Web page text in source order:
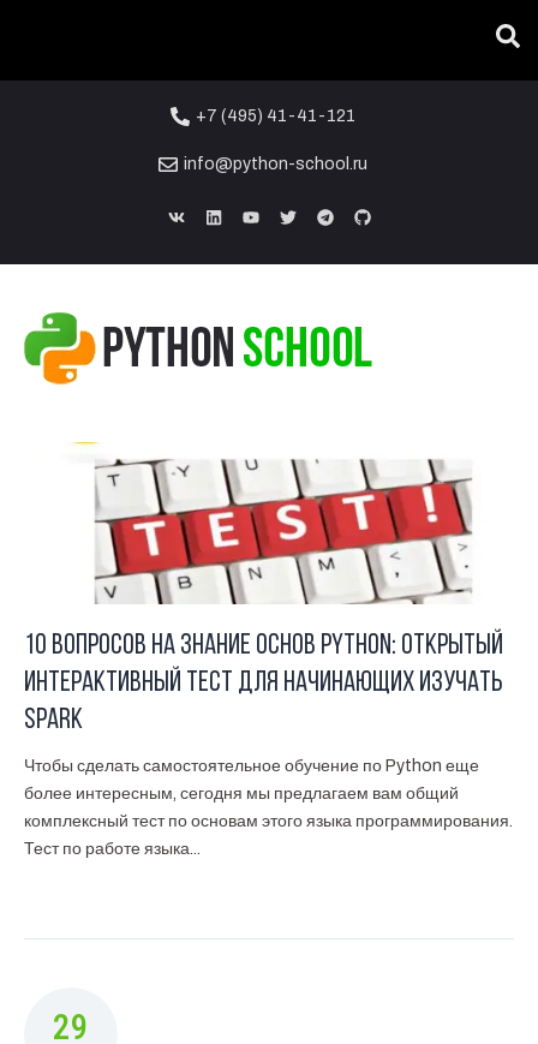
+7 (495) 41-41-121
info@python-school.ru
10 вопросов на знание основ Python: открытый
интерактивный тест для начинающих изучать
Spark
Чтобы сделать самостоятельное обучение по Python еще
более интересным, сегодня мы предлагаем вам общий
комплексный тест по основам этого языка программирования.
Тест по работе языка...
29